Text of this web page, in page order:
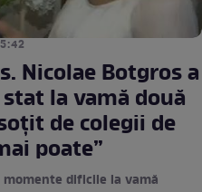
Nicolae Botgros a
la vamă două
de colegii de
poate”
dificile la vamă